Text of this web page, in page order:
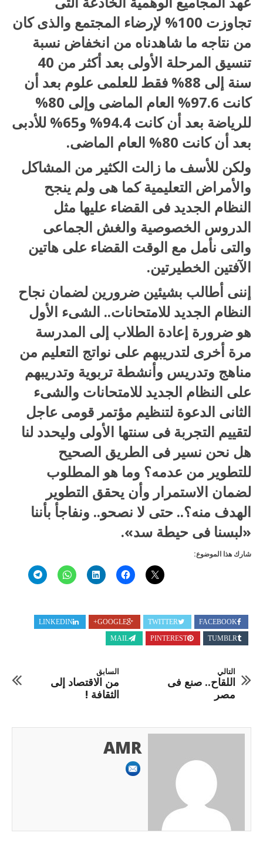
تجاوزت 100% لإرضاء المجتمع والذى كان
من نتاجه ما شاهدناه من انخفاض نسبة
تنسيق المرحلة الأولى بعد أكثر من 40
سنة إلى 88% فقط للعلمى علوم بعد أن
كانت 97.6% العام الماضى وإلى 80%
للرياضة بعد أن كانت 94.4% و65% للأدبى
بعد أن كانت 80% العام الماضى.
ولكن للأسف ما زالت الكثير من المشاكل
والأمراض التعليمية كما هى ولم ينجح
النظام الجديد فى القضاء عليها مثل
الدروس الخصوصية والغش الجماعى
والتى نأمل مع الوقت القضاء على هاتين
الآفتين الخطيرتين.
إننى أطالب بشيئين ضرورين لضمان نجاح
النظام الجديد للامتحانات.. الشىء الأول
هو ضرورة إعادة الطلاب إلى المدرسة
مرة أخرى لتدريبهم على نواتج التعليم من
مناهج وتدريس وأنشطة تربوية وتدريبهم
على النظام الجديد للامتحانات والشىء
الثانى الدعوة لتنظيم مؤتمر قومى عاجل
لتقييم التجربة فى سنتها الأولى وليحدد لنا
هل نحن نسير فى الطريق الصحيح
للتطوير من عدمه؟ وما هو المطلوب
لضمان الاستمرار وأن يحقق التطوير
الهدف منه؟.. حتى لا نصحو.. ونفاجأ بأننا
«لبسنا فى حيطة سد».
شارك هذا الموضوع:
FACEBOOK
TWITTER
GOOGLE+
LINKEDIN
TUMBLR
PINTEREST
MAIL
السابق
من الاقتصاد إلى
الثقافة !
التالي
اللقاح.. صنع فى
مصر
AMR